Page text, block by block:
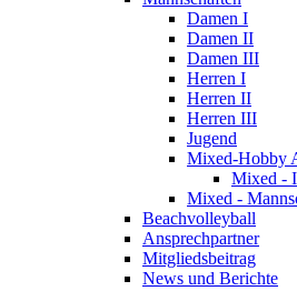
Damen I
Damen II
Damen III
Herren I
Herren II
Herren III
Jugend
Mixed-Hobby
Mixed -
Mixed -
Beachvolleyball
Ansprechpartner
Mitgliedsbeitrag
News und Berichte